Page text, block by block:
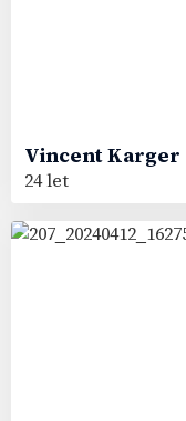
VincentKarger
24 let
55